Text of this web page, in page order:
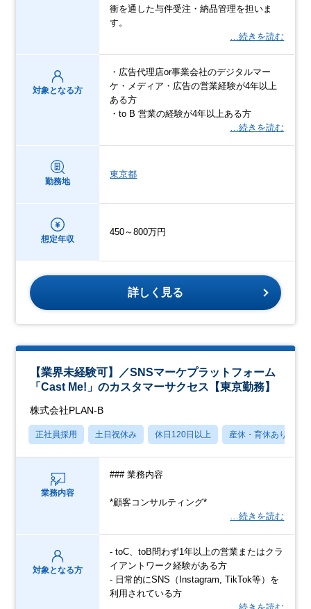
衝を通した与件受注・納品管理を担いま
す。
…続きを読む
対象となる方
・広告代理店or事業会社のデジタルマー
ケ・メディア・広告の営業経験が4年以上
ある方
・to B 営業の経験が4年以上ある方
…続きを読む
勤務地
東京都
想定年収
450～800万円
詳しく見る
【業界未経験可】／SNSマーケプラットフォーム
「Cast Me!」のカスタマーサクセス【東京勤務】
株式会社PLAN-B
正社員採用 土日祝休み 休日120日以上 産休・育休あり
業務内容
### 業務内容
*顧客コンサルティング*
…続きを読む
対象となる方
- toC、toB問わず1年以上の営業またはクラ
イアントワーク経験がある方
- 日常的にSNS（Instagram, TikTok等）を
利用されている方